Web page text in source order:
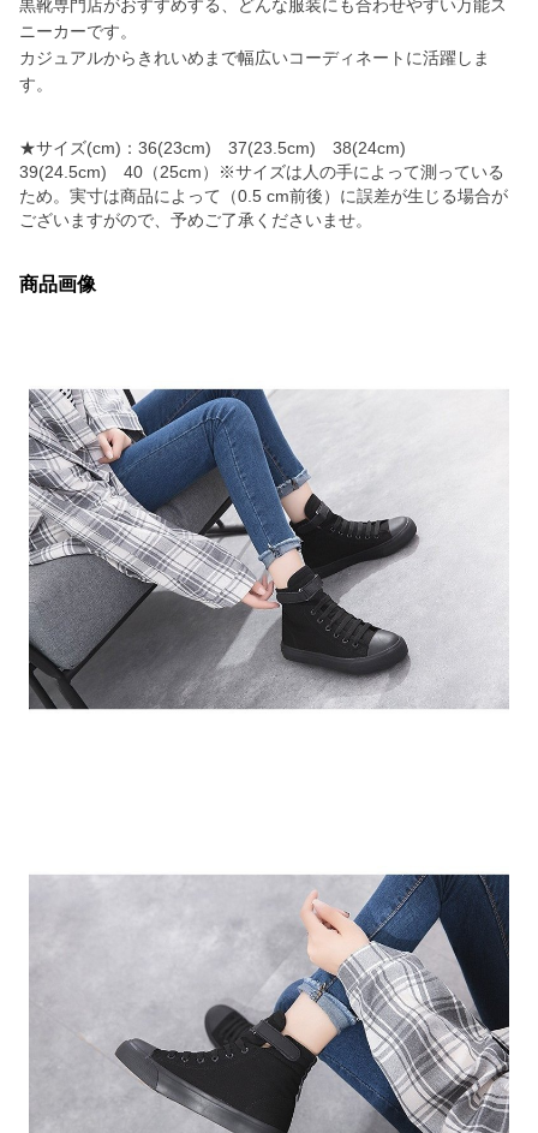
黒靴専門店がおすすめする、どんな服装にも合わせやすい万能ス
ニーカーです。
カジュアルからきれいめまで幅広いコーディネートに活躍しま
す。
★サイズ(cm)：36(23cm) 37(23.5cm) 38(24cm)
39(24.5cm) 40（25cm）※サイズは人の手によって測っている
ため。実寸は商品によって（0.5 cm前後）に誤差が生じる場合が
ございますがので、予めご了承くださいませ。
商品画像